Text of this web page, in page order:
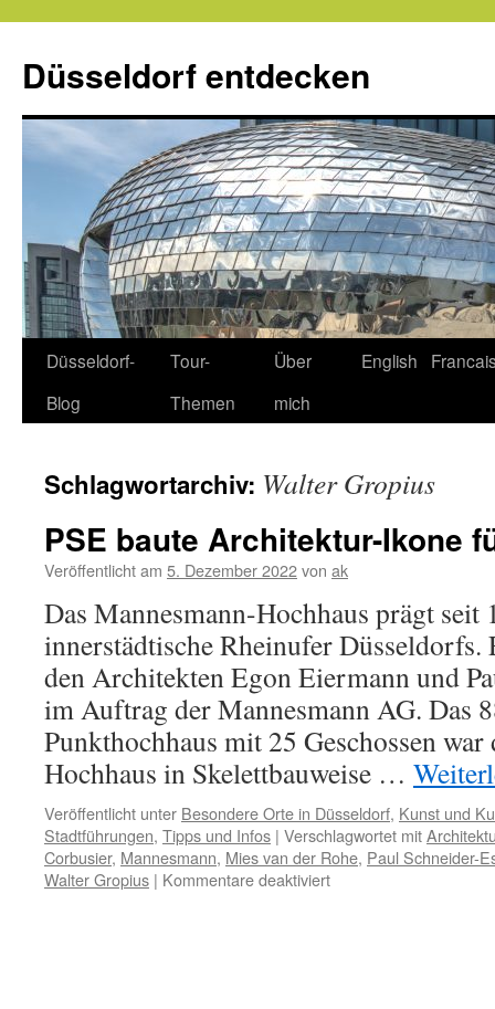
springen
Düsseldorf entdecken
Düsseldorf-
Blog
Tour-
Themen
Über
mich
English
Schlagwortarchiv: Walter Gropius
PSE baute Architektur-Ikone
Veröffentlicht am 5. Dezember 2022von ak
Das Mannesmann-Hochhaus prägt seit
innerstädtische Rheinufer Düsseldorfs.
den Architekten Egon Eiermann und
im Auftrag der Mannesmann AG. Das
Punkthochhaus mit 25 Geschossen war
Hochhaus in Skelettbauweise …
Veröffentlicht unter Besondere Orte in Düsseldorf, Kunst und
Stadtführungen, Tipps und Infos | Verschlagwortet mit
Corbusier, Mannesmann, Mies van der Rohe, Paul Schneider-
Walter Gropius | Kommentare deaktiviertfür